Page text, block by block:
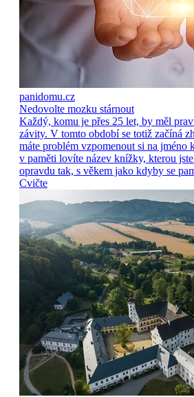
panidomu.cz
Nedovolte mozku stárnout
Každý, komu je přes 25 let, by měl
závity. V tomto období se totiž začíná
máte problém vzpomenout si na jméno
v paměti lovíte název knížky, kterou
opravdu tak, s věkem jako kdyby se
Cvičte